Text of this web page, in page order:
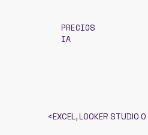
PRECIOS
IA
<EXCEL, LOOKER STUDIO